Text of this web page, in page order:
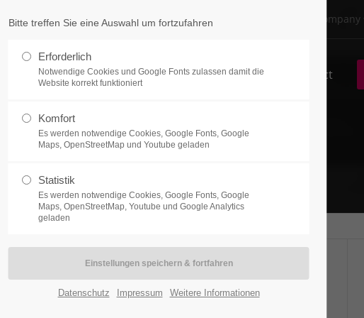
dolor sit amet:
8:00am - 5:00pm(GMT +1)
Cybersteel Inc.
Have any questions?
Drop us a line
info@yourdomain.com
Company
Features Pages Portfolio News Contact
WE DO FOR
Bitte treffen Sie eine Auswahl um fortzufahren
Erforderlich
Notwendige Cookies und Google Fonts zulassen damit die
Website korrekt funktioniert
Komfort
Es werden notwendige Cookies, Google Fonts, Google
Maps, OpenStreetMap und Youtube geladen
Statistik
Es werden notwendige Cookies, Google Fonts, Google
Maps, OpenStreetMap, Youtube und Google Analytics
geladen
Datenschutz Impressum Weitere Informationen